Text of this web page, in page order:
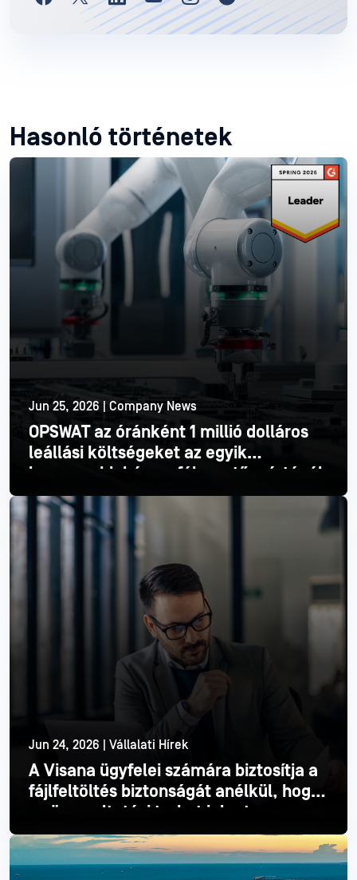
Hasonló történetek
Jun 25, 2026 | Company News
OPSWAT az óránként 1 millió dolláros
leállási költségeket az egyik
legnagyobb három félvezetőgyártónál
Olvass tovább
Jun 24, 2026 | Vállalati Hírek
A Visana ügyfelei számára biztosítja a
fájlfeltöltés biztonságát anélkül, hogy
ez üzemeltetési terhet jelentene
Olvass tovább